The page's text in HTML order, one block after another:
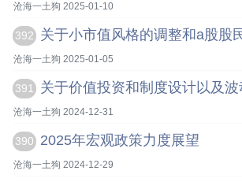
沧海一土狗 2025-01-10
392 关于小市值风格的调整和a股股
沧海一土狗 2025-01-05
391 关于价值投资和制度设计以及
沧海一土狗 2024-12-31
390 2025年宏观政策力度展望
沧海一土狗 2024-12-29